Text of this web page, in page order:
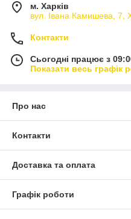
м. Харків
вул. Івана Камишева, 7,
Контакти
Сьогодні працює з
Показати весь графік
Про нас
Контакти
Доставка та оплата
Графік роботи